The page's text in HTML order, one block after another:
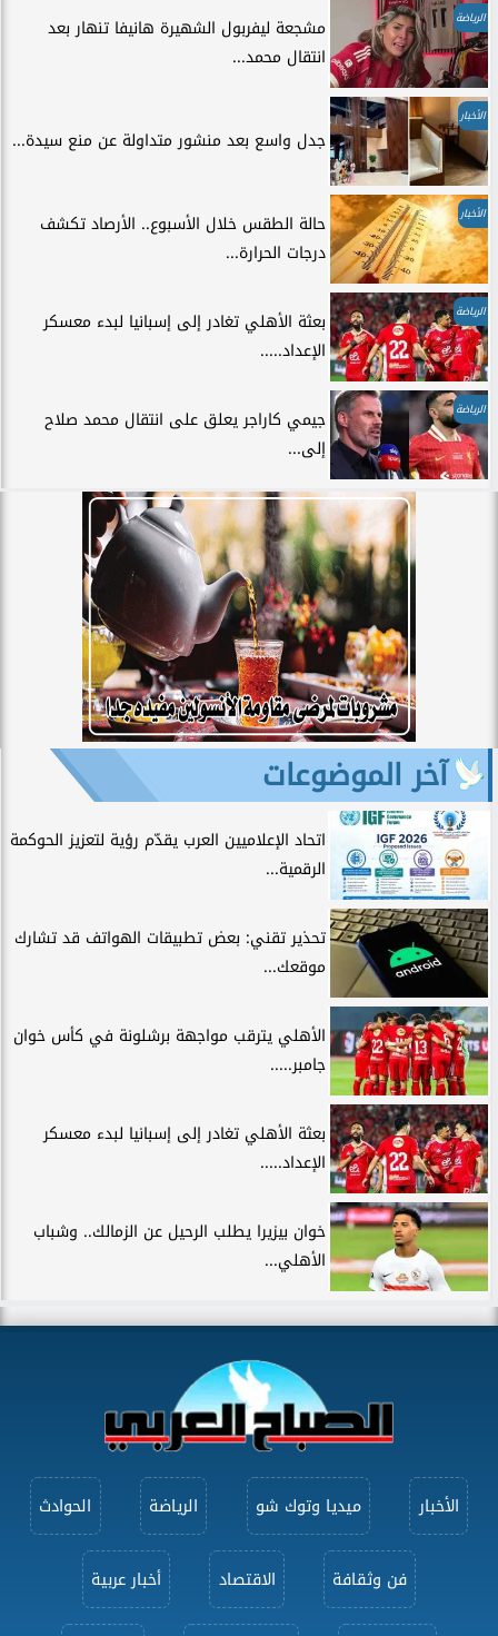
الرياضة
مشجعة ليفربول الشهيرة هانيفا تنهار بعد
انتقال محمد...
الأخبار
جدل واسع بعد منشور متداولة عن منع سيدة...
الأخبار
حالة الطقس خلال الأسبوع.. الأرصاد تكشف
درجات الحرارة...
الرياضة
بعثة الأهلي تغادر إلى إسبانيا لبدء معسكر
الإعداد.....
الرياضة
جيمي كاراجر يعلق على انتقال محمد صلاح
إلى...
آخر الموضوعات
اتحاد الإعلاميين العرب يقدّم رؤية لتعزيز الحوكمة
الرقمية...
تحذير تقني: بعض تطبيقات الهواتف قد تشارك
موقعك...
الأهلي يترقب مواجهة برشلونة في كأس خوان
جامبر.....
بعثة الأهلي تغادر إلى إسبانيا لبدء معسكر
الإعداد.....
خوان بيزيرا يطلب الرحيل عن الزمالك.. وشباب
الأهلي...
الأخبار ميديا وتوك شو الرياضة الحوادث
فن وثقافة الاقتصاد أخبار عربية